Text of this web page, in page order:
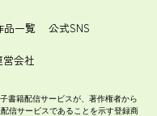
品一覧 公式SNS
営会社
書籍配信サービスが、著作権者から
信サービスであることを示す登録商